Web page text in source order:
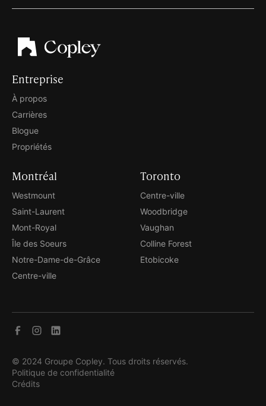
Entreprise
À propos
Carrières
Blogue
Propriétés
Montréal
Westmount
Saint-Laurent
Mont-Royal
Île des Soeurs
Notre-Dame-de-Grâce
Centre-ville
Toronto
Centre-ville
Woodbridge
Vaughan
Colline Forest
Etobicoke
© 2024 Groupe Copley. Tous droits réservés.
Politique de confidentialité
Crédits